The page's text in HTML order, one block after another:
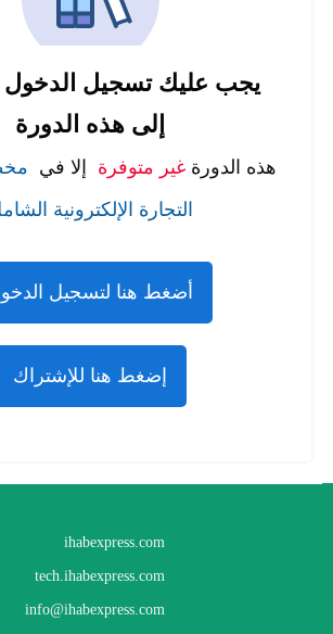
يجب عليك تسجيل
إلى هذه الدورة
هذه الدورةغير متوفرة إلا في
التجارة الإلكترونية
أضغط هنا لتسجيل
إضغط هنا للإشتراك
ihabexpress.com
tech.ihabexpress.com
info@ihabexpress.com